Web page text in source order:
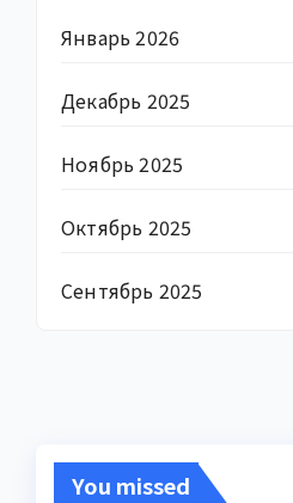
Январь 2026
Декабрь 2025
Ноябрь 2025
Октябрь 2025
Сентябрь 2025
You missed